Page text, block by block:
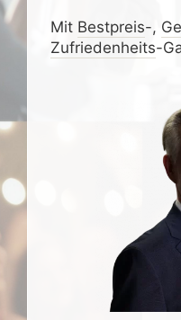
Mit Bestpreis-,
Zufrieden­­heits-